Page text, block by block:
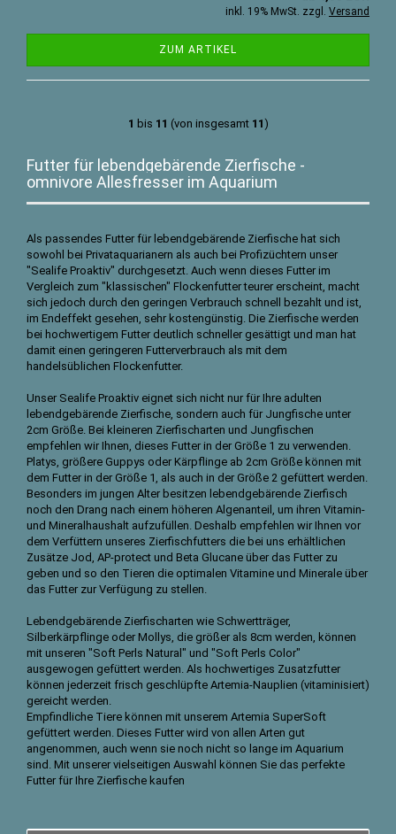
inkl. 19% MwSt. zzgl. Versand
ZUM ARTIKEL
1 bis 11 (von insgesamt 11 )
Futter für lebendgebärende Zierfische -
omnivore Allesfresser im Aquarium
Als passendes Futter für lebendgebärende Zierfische hat sich
sowohl bei Privataquarianern als auch bei Profizüchtern unser
"Sealife Proaktiv" durchgesetzt. Auch wenn dieses Futter im
Vergleich zum "klassischen" Flockenfutter teurer erscheint, macht
sich jedoch durch den geringen Verbrauch schnell bezahlt und ist,
im Endeffekt gesehen, sehr kostengünstig. Die Zierfische werden
bei hochwertigem Futter deutlich schneller gesättigt und man hat
damit einen geringeren Futterverbrauch als mit dem
handelsüblichen Flockenfutter.
Unser Sealife Proaktiv eignet sich nicht nur für Ihre adulten
lebendgebärende Zierfische, sondern auch für Jungfische unter
2cm Größe. Bei kleineren Zierfischarten und Jungfischen
empfehlen wir Ihnen, dieses Futter in der Größe 1 zu verwenden.
Platys, größere Guppys oder Kärpflinge ab 2cm Größe können mit
dem Futter in der Größe 1, als auch in der Größe 2 gefüttert werden.
Besonders im jungen Alter besitzen lebendgebärende Zierfisch
noch den Drang nach einem höheren Algenanteil, um ihren Vitamin-
und Mineralhaushalt aufzufüllen. Deshalb empfehlen wir Ihnen vor
dem Verfüttern unseres Zierfischfutters die bei uns erhältlichen
Zusätze Jod, AP-protect und Beta Glucane über das Futter zu
geben und so den Tieren die optimalen Vitamine und Minerale über
das Futter zur Verfügung zu stellen.
Lebendgebärende Zierfischarten wie Schwertträger,
Silberkärpflinge oder Mollys, die größer als 8cm werden, können
mit unseren "Soft Perls Natural" und "Soft Perls Color"
ausgewogen gefüttert werden. Als hochwertiges Zusatzfutter
können jederzeit frisch geschlüpfte Artemia-Nauplien (vitaminisiert)
gereicht werden.
Empfindliche Tiere können mit unserem Artemia SuperSoft
gefüttert werden. Dieses Futter wird von allen Arten gut
angenommen, auch wenn sie noch nicht so lange im Aquarium
sind. Mit unserer vielseitigen Auswahl können Sie das perfekte
Futter für Ihre Zierfische kaufen